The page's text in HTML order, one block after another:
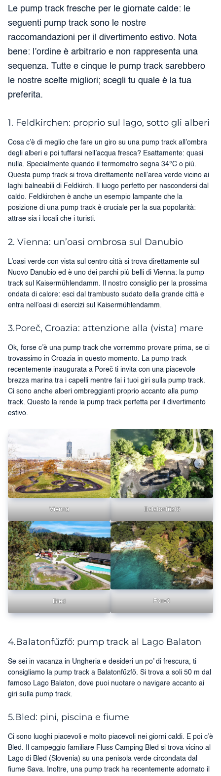
Le pump track fresche per le giornate calde: le
seguenti pump track sono le nostre
raccomandazioni per il divertimento estivo. Nota
bene: l’ordine è arbitrario e non rappresenta una
sequenza. Tutte e cinque le pump track sarebbero
le nostre scelte migliori; scegli tu quale è la tua
preferita.
1. Feldkirchen: proprio sul lago, sotto gli alberi
Cosa c’è di meglio che fare un giro su una pump track all’ombra
degli alberi e poi tuffarsi nell’acqua fresca? Esattamente: quasi
nulla. Specialmente quando il termometro segna 34°C o più.
Questa pump track si trova direttamente nell’area verde vicino ai
laghi balneabili di Feldkirch. Il luogo perfetto per nascondersi dal
caldo. Feldkirchen è anche un esempio lampante che la
posizione di una pump track è cruciale per la sua popolarità:
attrae sia i locali che i turisti.
2. Vienna: un’oasi ombrosa sul Danubio
L’oasi verde con vista sul centro città si trova direttamente sul
Nuovo Danubio ed è uno dei parchi più belli di Vienna: la pump
track sul Kaisermühlendamm. Il nostro consiglio per la prossima
ondata di calore: esci dal trambusto sudato della grande città e
entra nell’oasi di esercizi sul Kaisermühlendamm.
3.Poreč, Croazia: attenzione alla (vista) mare
Ok, forse c’è una pump track che vorremmo provare prima, se ci
trovassimo in Croazia in questo momento. La pump track
recentemente inaugurata a Poreč ti invita con una piacevole
brezza marina tra i capelli mentre fai i tuoi giri sulla pump track.
Ci sono anche alberi ombreggianti proprio accanto alla pump
track. Questo la rende la pump track perfetta per il divertimento
estivo.
Vienna Balatonfűzfő
Bled Poreč
4.Balatonfűzfő: pump track al Lago Balaton
Se sei in vacanza in Ungheria e desideri un po’ di frescura, ti
consigliamo la pump track a Balatonfűzfő. Si trova a soli 50 m dal
famoso Lago Balaton, dove puoi nuotare o navigare accanto ai
giri sulla pump track.
5.Bled: pini, piscina e fiume
Ci sono luoghi piacevoli e molto piacevoli nei giorni caldi. E poi c’è
Bled. Il campeggio familiare Fluss Camping Bled si trova vicino al
Lago di Bled (Slovenia) su una penisola verde circondata dal
fiume Sava. Inoltre, una pump track ha recentemente adornato il